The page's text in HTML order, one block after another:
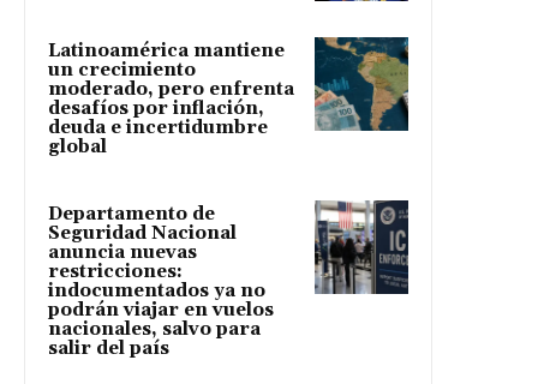
Latinoamérica mantiene
un crecimiento
moderado, pero enfrenta
desafíos por inflación,
deuda e incertidumbre
global
Departamento de
Seguridad Nacional
anuncia nuevas
restricciones:
indocumentados ya no
podrán viajar en vuelos
nacionales, salvo para
salir del país